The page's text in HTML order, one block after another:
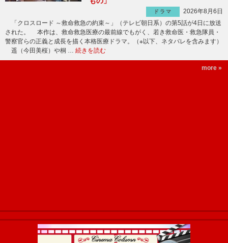
ドラマ
2026年8月6日
「クロスロード ～救命救急の約束～」（テレビ朝日系）の第5話が4日に放送
された。 本作は、救命救急医療の最前線でもがく、若き救命医・救急隊員・
警察官らの正義と成長を描く本格医療ドラマ。（※以下、ネタバレを含みます）
遥（今田美桜）や桐 … 続きを読む
more »